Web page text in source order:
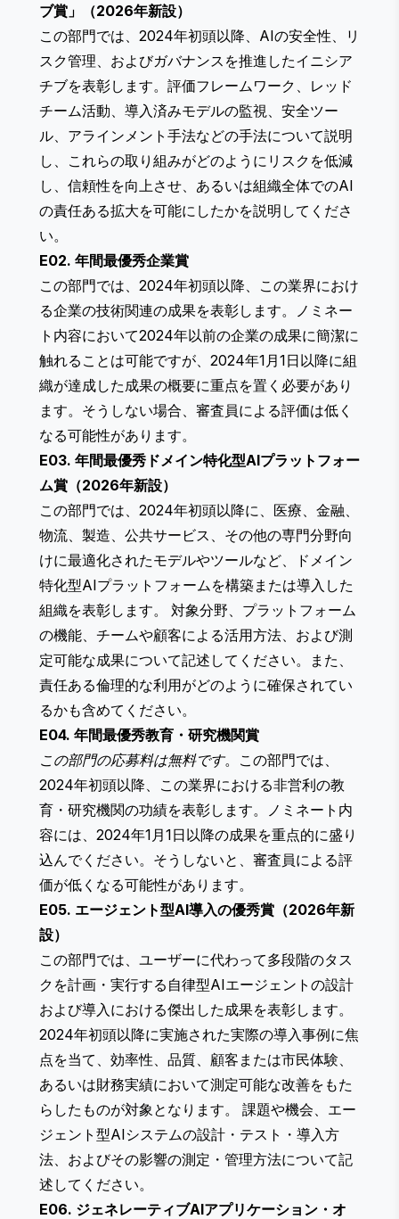
ブ賞」（2026年新設）
この部門では、2024年初頭以降、AIの安全性、リ
スク管理、およびガバナンスを推進したイニシア
チブを表彰します。評価フレームワーク、レッド
チーム活動、導入済みモデルの監視、安全ツー
ル、アラインメント手法などの手法について説明
し、これらの取り組みがどのようにリスクを低減
し、信頼性を向上させ、あるいは組織全体でのAI
の責任ある拡大を可能にしたかを説明してくださ
い。
E02. 年間最優秀企業賞
この部門では、2024年初頭以降、この業界におけ
る企業の技術関連の成果を表彰します。ノミネー
ト内容において2024年以前の企業の成果に簡潔に
触れることは可能ですが、2024年1月1日以降に組
織が達成した成果の概要に重点を置く必要があり
ます。そうしない場合、審査員による評価は低く
なる可能性があります。
E03. 年間最優秀ドメイン特化型AIプラットフォー
ム賞（2026年新設）
この部門では、2024年初頭以降に、医療、金融、
物流、製造、公共サービス、その他の専門分野向
けに最適化されたモデルやツールなど、ドメイン
特化型AIプラットフォームを構築または導入した
組織を表彰します。 対象分野、プラットフォーム
の機能、チームや顧客による活用方法、および測
定可能な成果について記述してください。また、
責任ある倫理的な利用がどのように確保されてい
るかも含めてください。
E04. 年間最優秀教育・研究機関賞
この部門の応募料は無料です。この部門では、
2024年初頭以降、この業界における非営利の教
育・研究機関の功績を表彰します。ノミネート内
容には、2024年1月1日以降の成果を重点的に盛り
込んでください。そうしないと、審査員による評
価が低くなる可能性があります。
E05. エージェント型AI導入の優秀賞（2026年新
設）
この部門では、ユーザーに代わって多段階のタス
クを計画・実行する自律型AIエージェントの設計
および導入における傑出した成果を表彰します。
2024年初頭以降に実施された実際の導入事例に焦
点を当て、効率性、品質、顧客または市民体験、
あるいは財務実績において測定可能な改善をもた
らしたものが対象となります。 課題や機会、エー
ジェント型AIシステムの設計・テスト・導入方
法、およびその影響の測定・管理方法について記
述してください。
E06. ジェネレーティブAIアプリケーション・オ